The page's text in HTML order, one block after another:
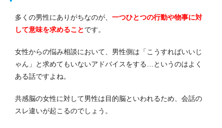
多くの男性にありがちなのが、 一つひとつの行動や物事に対
して意味を求めることです。
女性からの悩み相談において、男性側は「こうすればいいじ
ゃん」と求めてもいないアドバイスをする…というのはよく
ある話ですよね。
共感脳の女性に対して男性は目的脳といわれるため、会話の
スレ違いが起こるのでしょう。